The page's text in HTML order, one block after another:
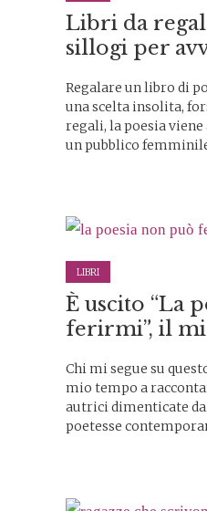
Libri da
sillogi per
Regalare un libro di
una scelta insolita,
regali, la poesia
un pubblico
LIBRI
È uscito “La
ferirmi”, il
Chi mi segue su
mio tempo a
autrici dimenticate
poetesse